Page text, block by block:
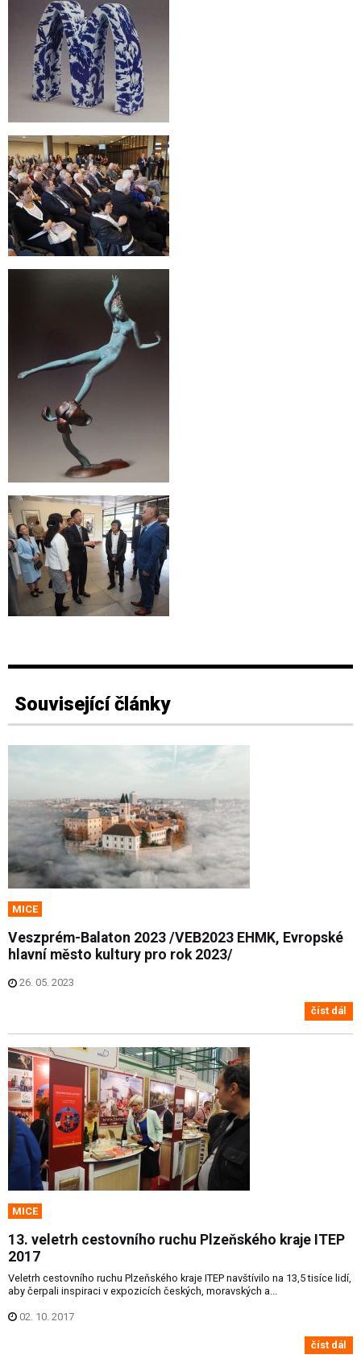
Související články
MICE
Veszprém-Balaton 2023 /VEB2023 EHMK, Evropské
hlavní město kultury pro rok 2023/
26. 05. 2023
číst dál
MICE
13. veletrh cestovního ruchu Plzeňského kraje ITEP
2017
Veletrh cestovního ruchu Plzeňského kraje ITEP navštívilo na 13,5 tisíce lidí,
aby čerpali inspiraci v expozicích českých, moravských a...
02. 10. 2017
číst dál